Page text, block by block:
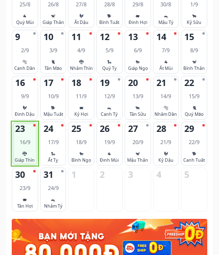
25/8
🐐
Quý Mùi
26/8
🐒
Giáp Thân
27/8
🐓
Ất Dậu
28/8
🐕
Bính Tuất
29/8
🐖
Đinh Hợi
30/8
🐀
Mậu Tý
1/9
🐂
Kỷ Sửu
9
2/9
🐅
Canh Dần
10
3/9
🐈
Tân Mão
11
4/9
🐉
Nhâm Thìn
12
5/9
🐍
Quý Tỵ
13
6/9
🐎
Giáp Ngọ
14
7/9
🐐
Ất Mùi
15
8/9
🐒
Bính Thân
16
9/9
🐓
Đinh Dậu
17
10/9
🐕
Mậu Tuất
18
11/9
🐖
Kỷ Hợi
19
12/9
🐀
Canh Tý
20
13/9
🐂
Tân Sửu
21
14/9
🐅
Nhâm Dần
22
15/9
🐈
Quý Mão
23
16/9
🐉
Giáp Thìn
24
17/9
🐍
Ất Tỵ
25
18/9
🐎
Bính Ngọ
26
19/9
🐐
Đinh Mùi
27
20/9
🐒
Mậu Thân
28
21/9
🐓
Kỷ Dậu
29
22/9
🐕
Canh Tuất
30
23/9
🐖
Tân Hợi
31
24/9
🐀
Nhâm Tý
1 2 3 4 5